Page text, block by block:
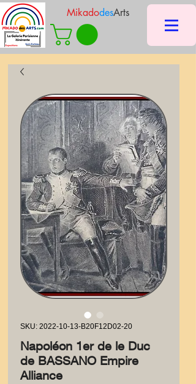
MikadodesArts
SKU: 2022-10-13-B20F12D02-20
Napoléon 1er de le Duc
de BASSANO Empire
Alliance